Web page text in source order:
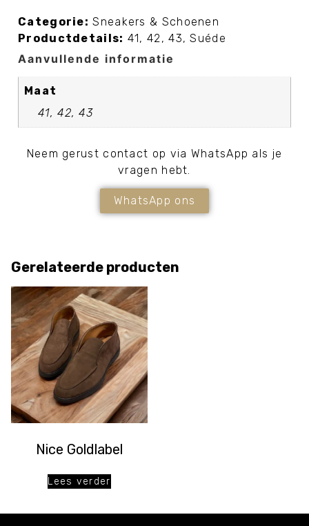
Categorie: Sneakers & Schoenen
Productdetails: 41,42 ,43,Suéde
Aanvullende informatie
Maat
41, 42, 43
Neem gerust contact op via WhatsApp als je
vragen hebt.
WhatsApp ons
Gerelateerde producten
Nice Goldlabel
Lees verder